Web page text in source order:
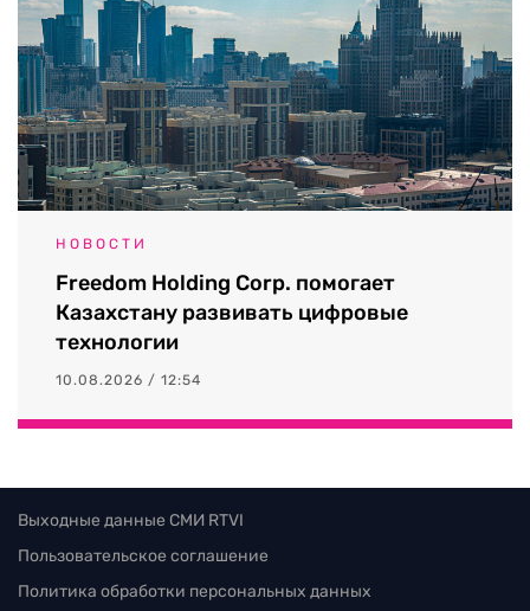
НОВОСТИ
Freedom Holding Corp. помогает
Казахстану развивать цифровые
технологии
10.08.2026 / 12:54
Выходные данные СМИ RTVI
Пользовательское соглашение
Политика обработки персональных данных